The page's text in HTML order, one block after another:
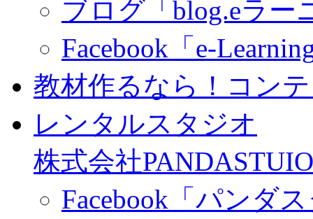
ブログ「blog.eラー
Facebook「e-
教材作るなら！コン
レンタルスタジオ
株式会社
Facebook「パンダ